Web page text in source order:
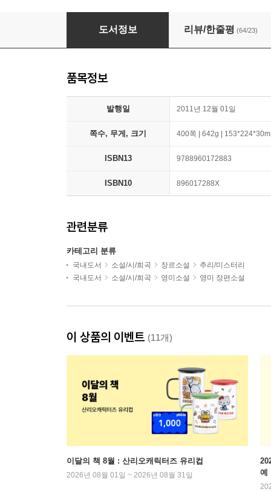
셜록 홈즈 실크 하우스의 비밀
도서정보 리뷰/한줄평 (64/23)
품목정보
발행일 2011년 12월 01일
쪽수, 무게, 크기 400쪽 | 642g |
ISBN13 9788960172883
ISBN10 896017288X
관련분류
카테고리 분류
국내도서 소설/시/희곡 장르소설
추리/미스터리
국내도서
소설/시/희곡 영미소설 영미 장편소설
이 상품의 이벤트 (11개)
이달의 책 8월 : 산리오캐릭터즈 유리컵
2026년 08월 01일 ~ 2026년 08월 31일
예